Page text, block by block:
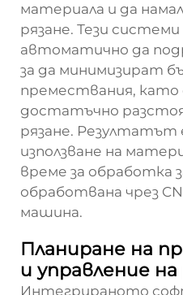
материала и да
рязане. Тези
автоматично да
за да минимизират
премествания, като
достатъчно
рязане. Резултатът
използване на
време за обработка
обработвана чрез
машина.
Планиране на
и управление
Интегрираното